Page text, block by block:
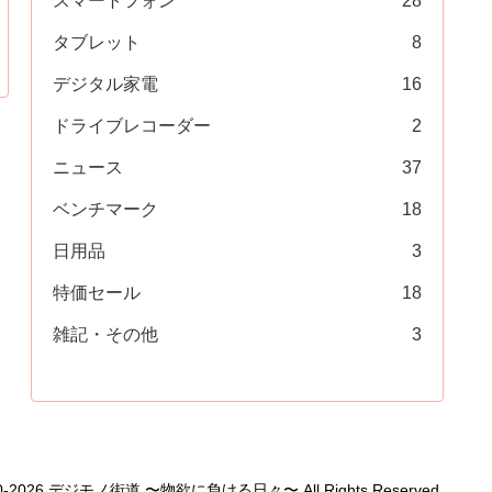
タブレット 8
デジタル家電 16
ドライブレコーダー 2
ニュース 37
ベンチマーク 18
日用品 3
特価セール 18
雑記・その他 3